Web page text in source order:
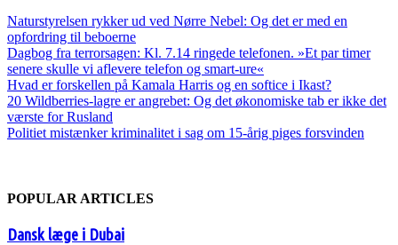
Naturstyrelsen rykker ud ved Nørre Nebel: Og det er med en
opfordring til beboerne
Dagbog fra terrorsagen: Kl. 7.14 ringede telefonen. »Et par timer
senere skulle vi aflevere telefon og smart-ure«
Hvad er forskellen på Kamala Harris og en softice i Ikast?
20 Wildberries-lagre er angrebet: Og det økonomiske tab er ikke det
værste for Rusland
Politiet mistænker kriminalitet i sag om 15-årig piges forsvinden
POPULAR ARTICLES
Dansk læge i Dubai